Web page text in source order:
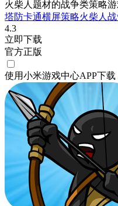
火柴人题材的战争类策略
塔防卡通横屏策略火柴人
4.3
立即下载
官方正版
使用小米游戏中心APP下载